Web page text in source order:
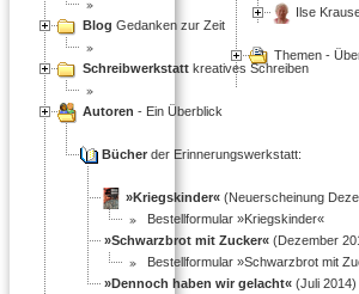
Ilse
Themen -
Blog Gedanken zur Zeit
Schreibwerkstatt kreatives Schreiben
Autoren - Ein Überblick
Bücher der Erinnerungswerkstatt:
»Kriegskinder« (Neuerscheinung
Bestellformular »Kriegskinder«
»Schwarzbrot mit Zucker« (Dezember
Bestellformular »Schwarzbrot mit
»Dennoch haben wir gelacht« (Juli 2014)